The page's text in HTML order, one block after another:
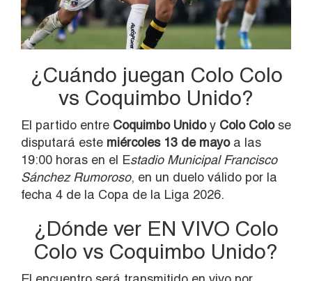
¿Cuándo juegan Colo Colo
vs Coquimbo Unido?
El partido entre Coquimbo Unidoy Colo Colose
disputará este miércoles 13 de mayoa las
19:00 horas en el Estadio Municipal Francisco
Sánchez Rumoroso, en un duelo válido por la
fecha 4 de la Copa de la Liga 2026.
¿Dónde ver EN VIVO Colo
Colo vs Coquimbo Unido?